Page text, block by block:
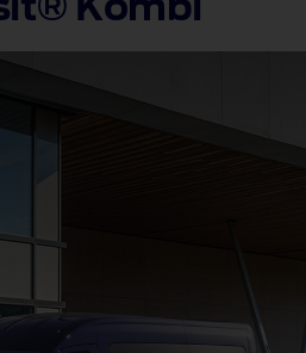
Kombi